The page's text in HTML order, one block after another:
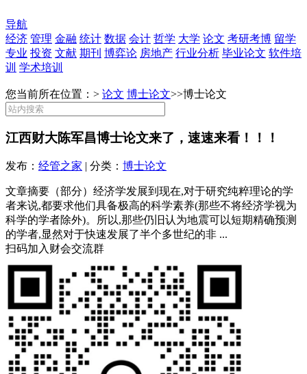
导航
经济 管理 金融 统计 数据 会计 哲学 大学 论文 考研考博 留学
专业 投资 文献 期刊 博弈论 房地产 行业分析 毕业论文 软件培
训 学术培训
您当前所在位置：> 论文 博士论文>>博士论文
江西财大陈军昌博士论文来了，速速来看！！！
发布： 经管之家 | 分类： 博士论文
文章摘要（部分）经济学发展到现在,对于研究纯粹理论的学
者来说,都要求他们具备极高的科学素养(那些不将经济学视为
科学的学者除外)。所以,那些仍旧认为地震可以短期精确预测
的学者,显然对于快速发展了半个多世纪的非 ...
扫码加入财会交流群